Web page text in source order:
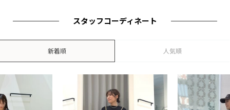
スタッフコーディネート
新着順 人気順